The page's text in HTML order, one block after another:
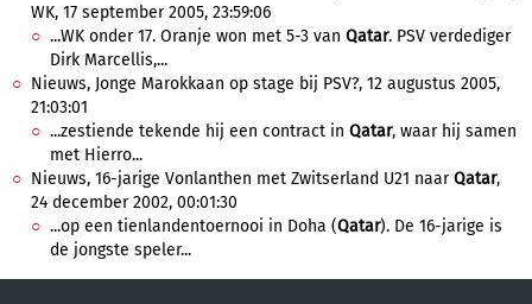
WK, 17 september 2005, 23:59:06
...WK onder 17. Oranje won met 5-3 van Qatar. PSV verdediger
Dirk Marcellis,...
Nieuws, Jonge Marokkaan op stage bij PSV?, 12 augustus 2005,
21:03:01
...zestiende tekende hij een contract in Qatar, waar hij samen
met Hierro...
Nieuws, 16-jarige Vonlanthen met Zwitserland U21 naarQatar,
24 december 2002, 00:01:30
...op een tienlandentoernooi in Doha (Qatar). De 16-jarige is
de jongste speler...